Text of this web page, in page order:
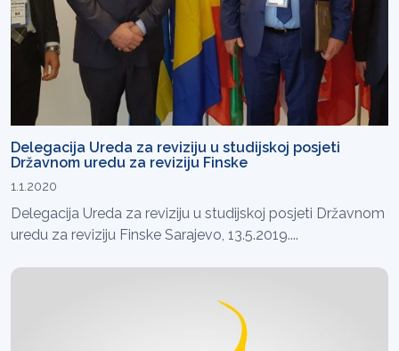
Delegacija Ureda za reviziju u studijskoj posjeti
Državnom uredu za reviziju Finske
1.1.2020
Delegacija Ureda za reviziju u studijskoj posjeti Državnom
uredu za reviziju Finske Sarajevo, 13.5.2019....